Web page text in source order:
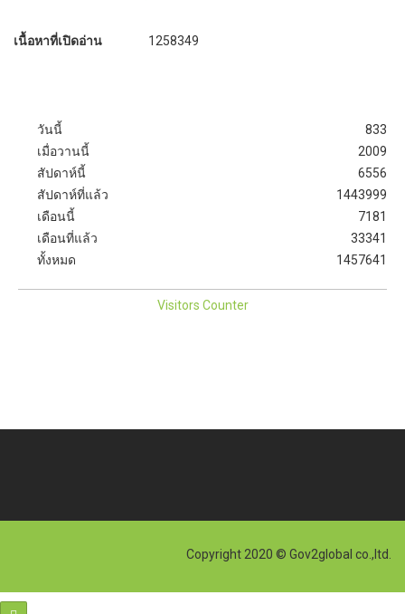
เนื้อหาที่เปิดอ่าน 1258349
วันนี้
เมื่อวานนี้
สัปดาห์นี้
สัปดาห์ที่แล้ว
เดือนนี้
เดือนที่แล้ว
ทั้งหมด
833
2009
6556
1443999
7181
33341
1457641
Visitors Counter
Copyright 2020 © Gov2global co.,ltd.